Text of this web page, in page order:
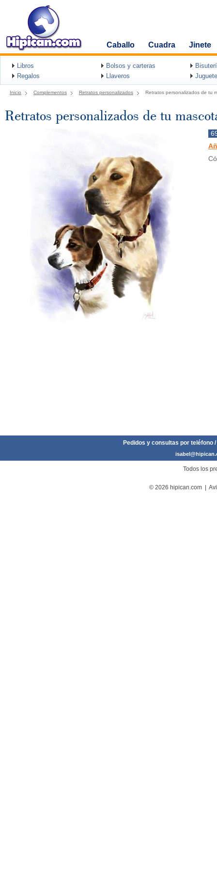
Caballo Cuadra Jinete
Libros Bolsos y carteras
Regalos
Llaveros
Inicio Complementos Retratos personalizados Retratos personalizados de tu
Retratos personalizados de tu
Pedidos y consultas por teléfono
Todos los
© 2026 hipican.com |